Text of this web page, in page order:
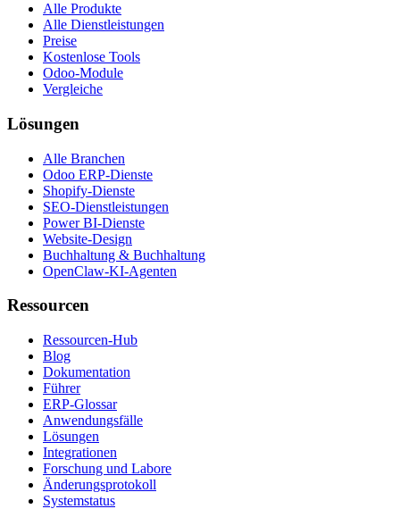
Alle Produkte
Alle Dienstleistungen
Preise
Kostenlose Tools
Odoo-Module
Vergleiche
Lösungen
Alle Branchen
Odoo ERP-Dienste
Shopify-Dienste
SEO-Dienstleistungen
Power BI-Dienste
Website-Design
Buchhaltung & Buchhaltung
OpenClaw-KI-Agenten
Ressourcen
Ressourcen-Hub
Blog
Dokumentation
Führer
ERP-Glossar
Anwendungsfälle
Lösungen
Integrationen
Forschung und Labore
Änderungsprotokoll
Systemstatus